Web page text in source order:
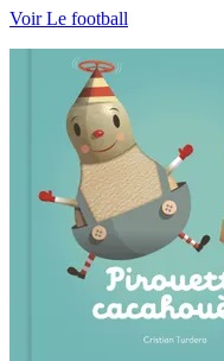
Voir Le football